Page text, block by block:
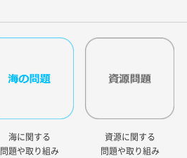
海に関する
問題や取り組み
資源に関する
問題や取り組み